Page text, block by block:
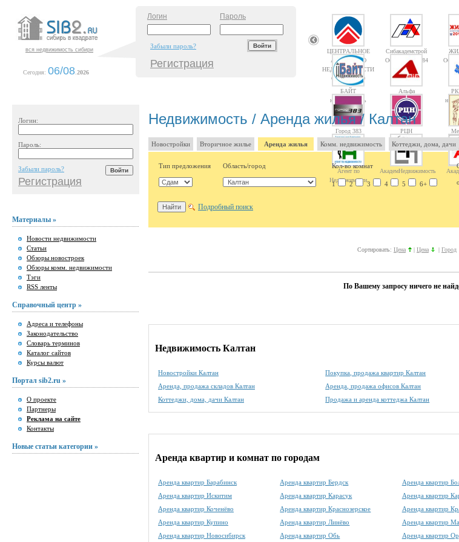
вся недвижимость сибири
Сегодня: 06/08 2026
Логин Пароль
Забыли пароль?
Регистрация
ЦЕНТРАЛЬНОЕ
АГЕНТСТВО
НЕДВИЖИМОСТИ
Объектов: 10
Сибакадемстрой
Объектов: 10084
БАЙТ
недвижимость
Альфа
РК
Город 383 РЦН
Агент по
Недвижимости
АкадемНедвижимость
Логин:
Пароль:
Забыли пароль?
Регистрация
Материалы »
Новости недвижимости
Статьи
Обзоры новостроек
Обзоры комм. недвижимости
Тэги
RSS ленты
Справочный центр »
Адреса и телефоны
Законодательство
Словарь терминов
Каталог сайтов
Курсы валют
Портал sib2.ru »
О проекте
Партнеры
Реклама на сайте
Контакты
Новые статьи категории »
Недвижимость / Аренда жилья / Калтан
Новостройки Вторичное жилье Аренда жилья Комм. недвижимость Коттеджи, дома, дачи
Тип предложения Область/город Кол-во комнат
1 2 3 4 5 6+
Подробный поиск
Сортировать: Цена | Цена | Город
По Вашему запросу ничего не
Недвижимость Калтан
Новостройки Калтан Покупка, продажа квартир Калтан
Аренда, продажа складов Калтан
Аренда, продажа офисов Калтан
Коттеджи, дома, дачи Калтан
Продажа и аренда коттеджа Калтан
Аренда квартир и комнат по городам
Аренда квартир Барабинск Аренда квартир Бердск Аренда квартир
Аренда квартир Искитим
Аренда квартир Карасук Аренда квартир
Аренда квартир Коченёво
Аренда квартир Краснозерское Аренда квартир
Аренда квартир Купино
Аренда квартир Линёво Аренда квартир
Аренда квартир Новосибирск
Аренда квартир Обь Аренда квартир